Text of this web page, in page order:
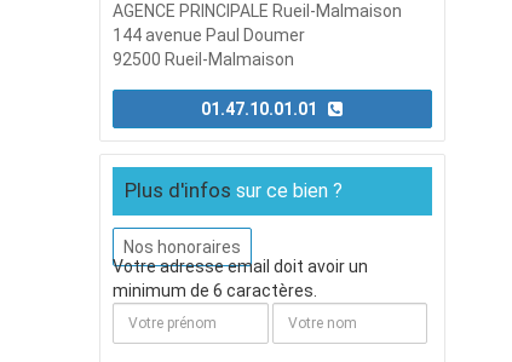
AGENCE PRINCIPALE Rueil-Malmaison
144 avenue Paul Doumer
92500 Rueil-Malmaison
01.47.10.01.01
Plus d'infos sur ce bien ?
Nos honoraires
Votre adresse email doit avoir un
minimum de 6 caractères.